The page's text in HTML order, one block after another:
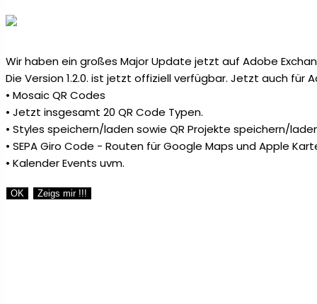
Wir haben ein großes Major Update jetzt auf Adobe
Die Version 1.2.0. ist jetzt offiziell verfügbar. Jetzt auch für
• Mosaic QR Codes
• Jetzt insgesamt 20 QR Code Typen.
• Styles speichern/laden sowie QR Projekte speichern/
• SEPA Giro Code - Routen für Google Maps und Apple
• Kalender Events uvm.
OK Zeigs mir !!!